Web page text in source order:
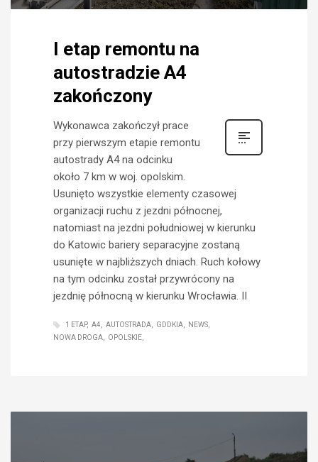
I etap remontu na
autostradzie A4
zakończony
Wykonawca zakończył prace
przy pierwszym etapie remontu
autostrady A4 na odcinku
około 7 km w woj. opolskim.
Usunięto wszystkie elementy czasowej
organizacji ruchu z jezdni północnej,
natomiast na jezdni południowej w kierunku
do Katowic bariery separacyjne zostaną
usunięte w najbliższych dniach. Ruch kołowy
na tym odcinku został przywrócony na
jezdnię północną w kierunku Wrocławia. II
1 ETAP A4 AUTOSTRADA GDDKIA
NEWS
NOWA DROGA
OPOLSKIE